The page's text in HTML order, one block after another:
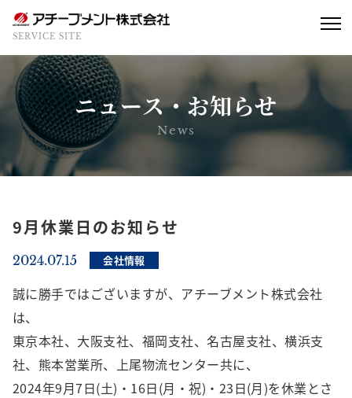
SERVICE SITE
ニュース・お知らせ
News
9月休業日のお知らせ
2024.07.15 会社情報
誠に勝手ではございますが、アチーブメント株式会社
は、
東京本社、大阪支社、福岡支社、名古屋支社、横浜支
社、熊本営業所、上尾物流センター共に、
2024年9月7日(土)・16日(月・祝)・23日(月)を休業とさ